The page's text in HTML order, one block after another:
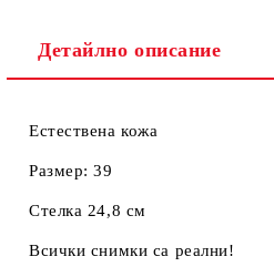
Детайлно описание
Естествена кожа
Размер: 39
Стелка 24,8 см
Всички снимки са реални!